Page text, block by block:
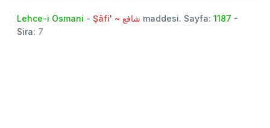
Lehce-i Osmani - Şâfi' ~ شافع maddesi. Sayfa: 1187 -
Sira: 7